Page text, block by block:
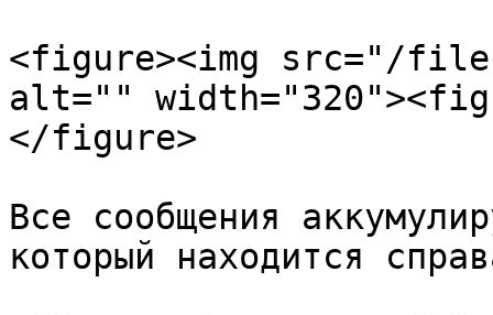
<figure><img src="/
alt=""
</figure>
Все сообщения
который находится